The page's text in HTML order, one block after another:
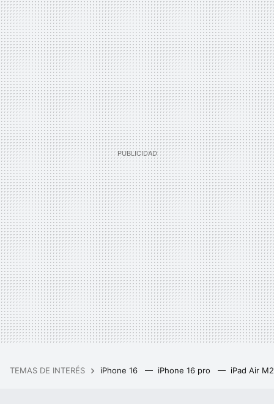
TEMAS DE INTERÉS iPhone 16 iPhone 16 pro iPad Air